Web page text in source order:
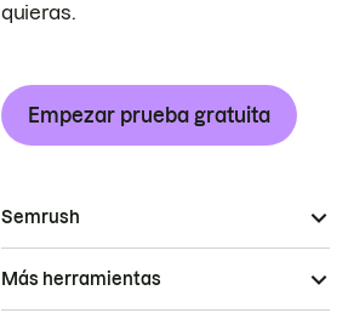
quieras.
Empezar prueba gratuita
Semrush
Más herramientas